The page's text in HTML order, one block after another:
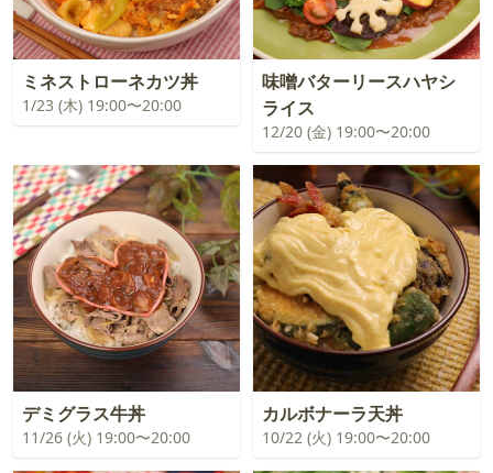
ミネストローネカツ丼
1/23 (木) 19:00〜20:00
味噌バターリースハヤシ
ライス
12/20 (金) 19:00〜20:00
デミグラス牛丼
11/26 (火) 19:00〜20:00
カルボナーラ天丼
10/22 (火) 19:00〜20:00